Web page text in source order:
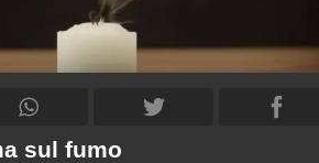
sul fumo